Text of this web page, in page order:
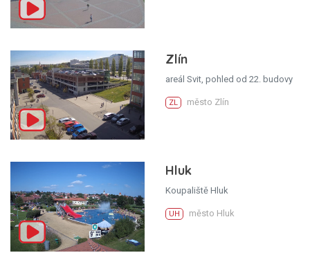
Zlín
areál Svit, pohled od 22. budovy
ZL město Zlín
Hluk
Koupaliště Hluk
UH město Hluk